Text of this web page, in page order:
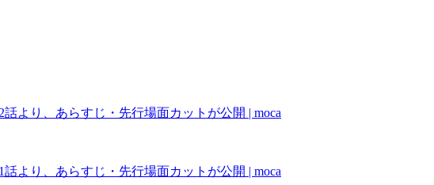
より、あらすじ・先行場面カットが公開 | moca
より、あらすじ・先行場面カットが公開 | moca